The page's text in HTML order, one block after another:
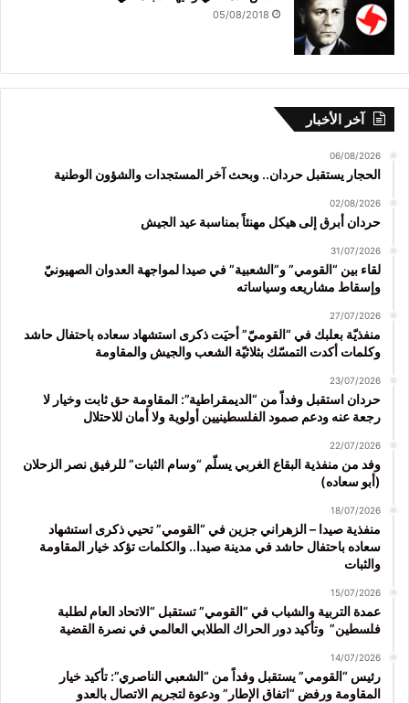
05/08/2018
آخر الأخبار
06/08/2026
الحجار يستقبل حردان.. وبحث آخر المستجدات والشؤون الوطنية
02/08/2026
حردان أبرق إلى هيكل مهنئاً بمناسبة عيد الجيش
31/07/2026
لقاء بين “القومي” و”الشعبية” في صيدا لمواجهة العدوان الصهيونيّ
وإسقاط مشاريعه وسياساته
27/07/2026
منفذيّة بعلبك في “القوميّ” أحيَت ذكرى استشهاد سعاده باحتفال حاشد
وكلمات أكدت التمسّك بثلاثيّة الشعب والجيش والمقاومة
23/07/2026
حردان استقبل وفداً من “الديمقراطية”: المقاومة حق ثابت وخيار لا
رجعة عنه ودعم صمود الفلسطينيين أولوية ولا أمان للاحتلال
22/07/2026
وفد من منفذية البقاع الغربي يسلّم “وسام الثبات” للرفيق نصر الزحلان
(أبو سعاده)
18/07/2026
منفذية صيدا – الزهراني جزين في “القومي” تحيي ذكرى استشهاد
سعاده باحتفال حاشد في مدينة صيدا.. والكلمات تؤكد خيار المقاومة
والثبات
15/07/2026
عمدة التربية والشباب في “القومي” تستقبل “الاتحاد العام لطلبة
فلسطين” وتأكيد دور الحراك الطلابي العالمي في نصرة القضية
14/07/2026
رئيس “القومي” يستقبل وفداً من “الشعبي الناصري”: تأكيد خيار
المقاومة ورفض “اتفاق الإطار” ودعوة لتجريم الاتصال بالعدو